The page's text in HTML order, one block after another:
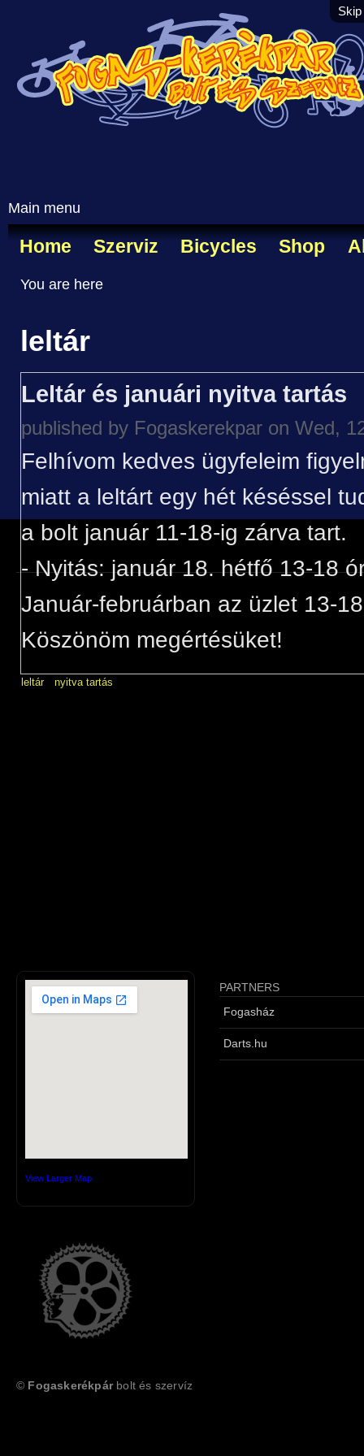
Main menu
Home Szerviz Bicycles Shop
You are here
leltár
Leltár és januári nyitva tartás
published by Fogaskerekpar on Wed,
Felhívom kedves ügyfeleim
miatt a leltárt egy hét késéssel
a bolt január 11-18-ig zárva tart.
- Nyitás: január 18. hétfő 13-18
Január-februárban az üzlet 13-
Köszönöm megértésüket!
leltár nyitva tartás
View Larger Map
PARTNERS
Fogasház
Darts.hu
© Fogaskerékpárbolt és szervíz